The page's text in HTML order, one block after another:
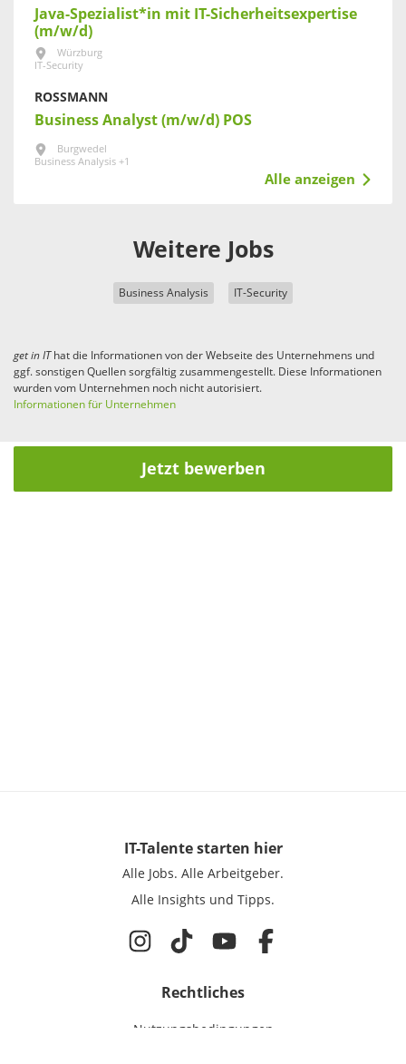
Java-Spezialist*in mit IT-Sicherheitsexpertise
(m/w/d)
Würzburg
IT-Security
ROSSMANN
Business Analyst (m/w/d) POS
Burgwedel
Business Analysis +1
Alle anzeigen
Weitere Jobs
Business Analysis IT-Security
get in IThat die Informationen von der Webseite des Unternehmens und
ggf. sonstigen Quellen sorgfältig zusammengestellt. Diese Informationen
wurden vom Unternehmen noch nicht autorisiert.
Informationen für Unternehmen
Jetzt bewerben
IT-Talentestarten hier
Alle Jobs. Alle Arbeitgeber.
Alle Insights und Tipps.
Rechtliches
Nutzungsbedingungen